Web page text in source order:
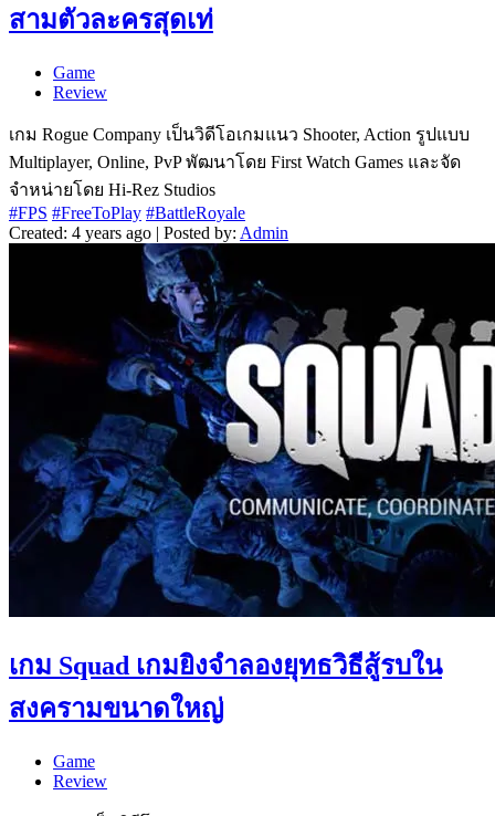
สามตัวละครสุดเท่
Game
Review
เกม Rogue Company เป็นวิดีโอเกมแนว Shooter, Action รูปแบบ
Multiplayer, Online, PvP พัฒนาโดย First Watch Games และจัด
จำหน่ายโดย Hi-Rez Studios
#FPS #FreeToPlay #BattleRoyale
Created: 4 years ago | Posted by: Admin
เกม Squad เกมยิงจำลองยุทธวิธีสู้รบใน
สงครามขนาดใหญ่
Game
Review